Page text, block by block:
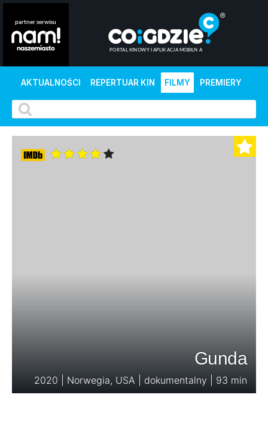
AKTUALNOŚCI REPERTUAR KIN FILMY PREMIERY
Gunda
2020 | Norwegia, USA | dokumentalny | 93 min